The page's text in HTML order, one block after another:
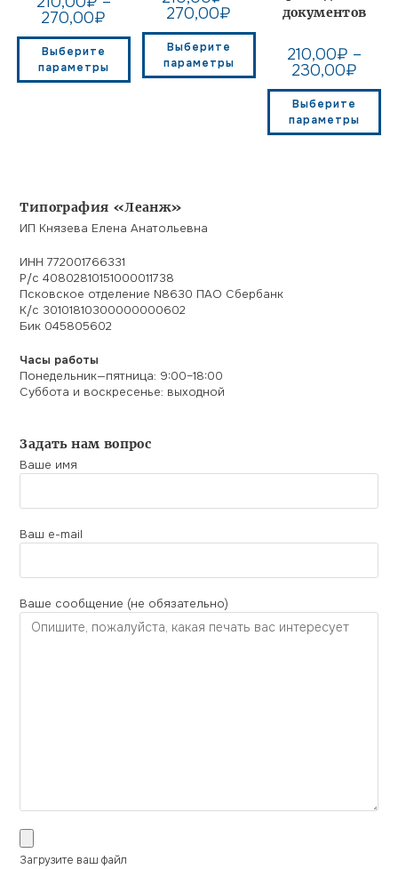
270,00₽
Выберите
параметры
270,00₽
Выберите
параметры
документов
210,00₽ –
230,00₽
Выберите
параметры
Типография «Леанж»
ИП Князева Елена Анатольевна
ИНН 772001766331
Р/с 40802810151000011738
Псковское отделение N8630 ПАО Сбербанк
К/с 30101810300000000602
Бик 045805602
Часы работы
Понедельник—пятница: 9:00–18:00
Суббота и воскресенье: выходной
Задать нам вопрос
Ваше имя
Ваш e-mail
Ваше сообщение (не обязательно)
Загрузите ваш файл